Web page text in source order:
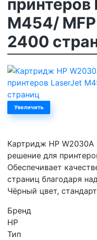
принтеров
M454/
2400
Увеличить
Картридж HP
решение для
Обеспечивает
страниц благодаря
Чёрный цвет,
Бренд
HP
Тип